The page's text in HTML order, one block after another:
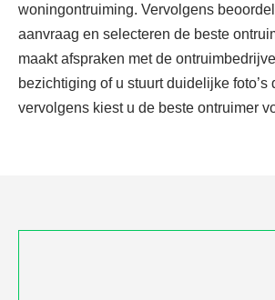
woningontruiming. Vervolgens
aanvraag en selecteren de beste
maakt afspraken met de
bezichtiging of u stuurt duidelijke foto’s
vervolgens kiest u de beste ontruimer